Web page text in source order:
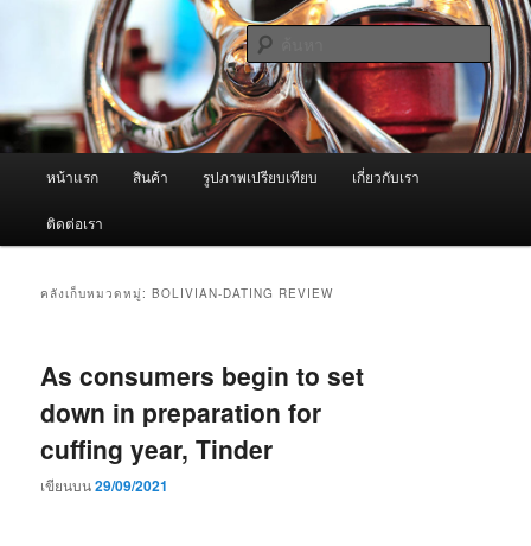
หลัก ผู้นำเข้าเครื่องพ่นหมอกควัน Best
Fogger / Fogger One และ อะไหล่
จำหน่ายเครื่องพ่นหมอกควัน คุณภาพดี บริการด้วยความจริงใจ
ค้นหา
หน้าแรก สินค้า รูปภาพเปรียบเทียบ เกี่ยวกับเรา
ติดต่อเรา
คลังเก็บหมวดหมู่:BOLIVIAN-DATING REVIEW
As consumers begin to set
down in preparation for
cuffing year, Tinder
เขียนบน29/09/2021